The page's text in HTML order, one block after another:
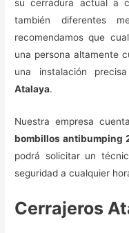
su cerradura actual a
también diferentes
recomendamos que
una persona altamente
una instalación
Atalaya.
Nuestra empresa
bombillos antibumping
podrá solicitar un
seguridad a cualquier
Cerrajeros